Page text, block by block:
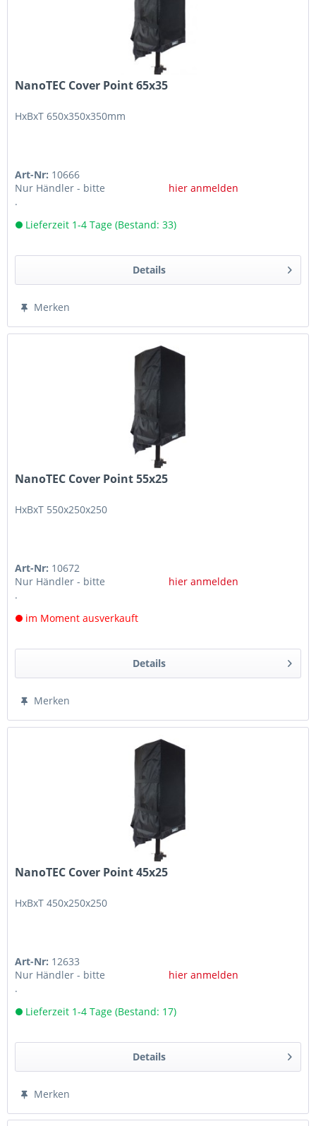
NanoTEC Cover Point 65x35
HxBxT 650x350x350mm
Art-Nr: 10666
Nur Händler - bitte
hier anmelden
.
Lieferzeit 1-4 Tage (Bestand: 33)
Details
Merken
NanoTEC Cover Point 55x25
HxBxT 550x250x250
Art-Nr: 10672
Nur Händler - bitte
hier anmelden
.
im Moment ausverkauft
Details
Merken
NanoTEC Cover Point 45x25
HxBxT 450x250x250
Art-Nr: 12633
Nur Händler - bitte
hier anmelden
.
Lieferzeit 1-4 Tage (Bestand: 17)
Details
Merken